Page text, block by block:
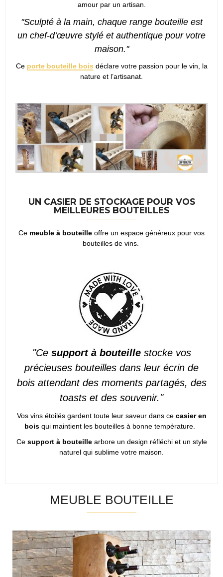
amour par un artisan.
"Sculpté à la main, chaque range bouteille est
un chef-d’œuvre stylé et authentique pour votre
maison."
Ce porte bouteille bois déclare votre passion pour le vin, la
nature et l’artisanat.
UN CASIER DE STOCKAGE POUR VOS
MEILLEURES BOUTEILLES
Ce meuble à bouteille offre un espace généreux pour vos
bouteilles de vins.
"Ce support à bouteillestocke vos
précieuses bouteilles dans leur écrin de
bois attendant des moments partagés, des
toasts et des souvenir."
Vos vins étoilés gardent toute leur saveur dans ce casier en
boisqui maintient les bouteilles à bonne température.
Ce support à bouteille arbore un design réfléchi et un style
naturel qui sublime votre maison.
MEUBLE BOUTEILLE